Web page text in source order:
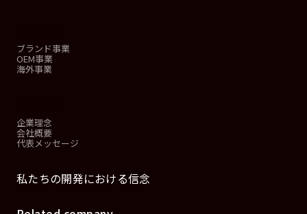
ブランド事業
OEM事業
海外事業
企業理念
会社概要
代表メッセージ
私たちの開発における信念